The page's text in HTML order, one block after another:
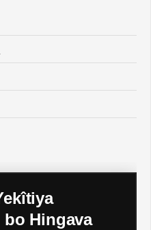
bo Hingava